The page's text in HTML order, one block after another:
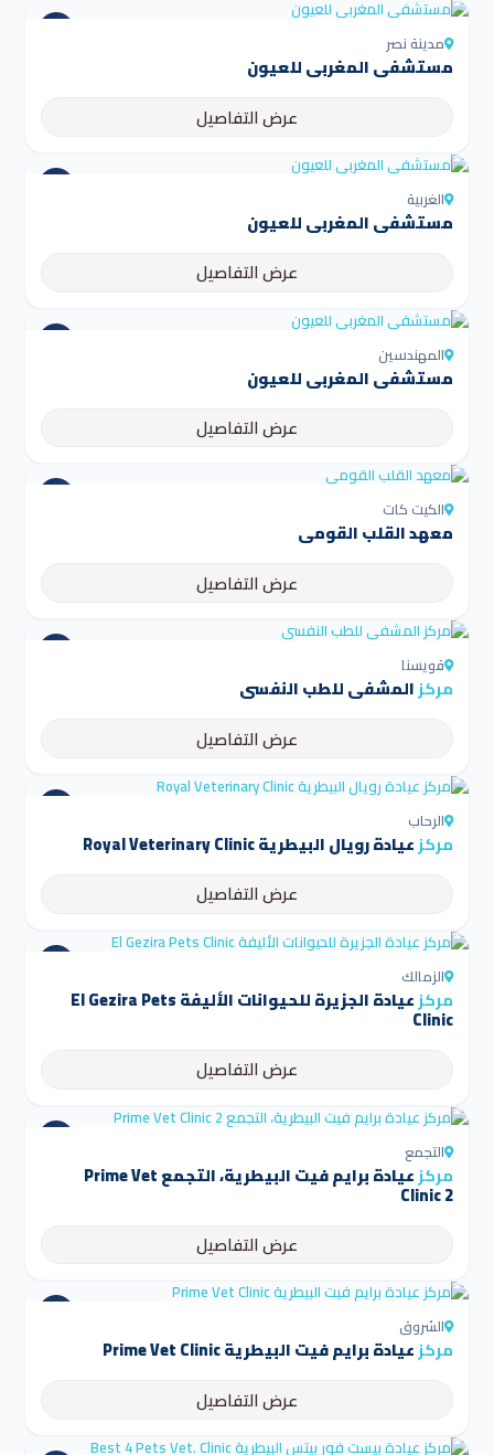
مدينة نصر
مستشفى المغربي للعيون
عرض التفاصيل
الغربية
مستشفى المغربي للعيون
عرض التفاصيل
المهندسين
مستشفى المغربي للعيون
عرض التفاصيل
الكيت كات
معهد القلب القومي
عرض التفاصيل
قويسنا
مركزالمشفى للطب النفسي
عرض التفاصيل
الرحاب
مركزعيادة رويال البيطرية Royal Veterinary Clinic
عرض التفاصيل
الزمالك
مركز عيادة الجزيرة للحيوانات الأليفة El Gezira Pets
Clinic
عرض التفاصيل
التجمع
مركز عيادة برايم فيت البيطرية، التجمع Prime Vet
Clinic 2
عرض التفاصيل
الشروق
مركزعيادة برايم فيت البيطرية Prime Vet Clinic
عرض التفاصيل